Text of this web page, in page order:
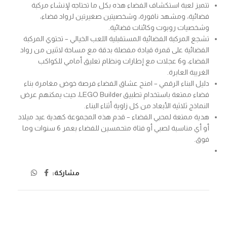
تتميز لعبة استكشاف الفضاء هذه بكل ما تحتاجه لإنشاء مركبة
فضائية، ومشهد نافورة، وشخصيتين صغيرتين لرواد فضاء،
وشخصيات روبوت وكائنات فضائية.
تشجع المركبة الفضائية المستقبلية اللعب الخيالي – تحتوي المركبة
الفضائية على قمرة قيادة مفصلة بدقة مع مساحة لاثنين من رواد
الفضاء، و6 عجلات مع إطارات ونظام تعليق أمامي للكواكب
الغريبة العابرة.
دليل البناء الرقمي – امنح عشاق الفضاء فرصة خوض مغامرة بناء
فضاء ممتعة باستخدام تطبيق LEGO Builder، حيث يمكنهم عرض
النماذج ثلاثية الأبعاد من كل زاوية أثناء البناء.
هدية ممتعة لمحبي الفضاء – قدم هذه المجموعة كهدية عيد ميلاد
أو أي مناسبة لصبي أو فتاة متحمسين للفضاء بعمر 6 سنوات وما
فوق.
مشاركة: